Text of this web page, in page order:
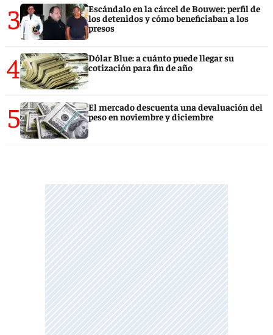
3
Escándalo en la cárcel de Bouwer: perfil de
los detenidos y cómo beneficiaban a los
presos
4
Dólar Blue: a cuánto puede llegar su
cotización para fin de año
5
El mercado descuenta una devaluación del
peso en noviembre y diciembre